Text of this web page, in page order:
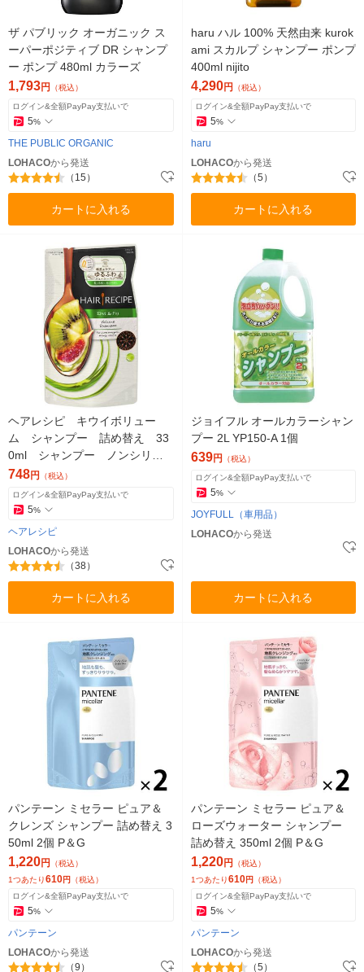
ザ パブリック オーガニック ス
ーパーポジティブ DR シャンプ
ー ポンプ 480ml カラーズ
1,793円 （税込）
ログイン&全額PayPay支払いで
5%
THE PUBLIC ORGANIC
LOHACOから発送
（15）
カートに入れる
haru ハル 100% 天然由来 kurok
ami スカルプ シャンプー ポンプ
400ml nijito
4,290円 （税込）
ログイン&全額PayPay支払いで
5%
haru
LOHACOから発送
（5）
カートに入れる
ヘアレシピ キウイボリュー
ム シャンプー 詰め替え 33
0ml シャンプー ノンシリコ
ン P＆G
748円 （税込）
ログイン&全額PayPay支払いで
5%
ヘアレシピ
LOHACOから発送
（38）
カートに入れる
ジョイフル オールカラーシャン
プー 2L YP150-A 1個
639円 （税込）
ログイン&全額PayPay支払いで
5%
JOYFULL（車用品）
LOHACOから発送
カートに入れる
パンテーン ミセラー ピュア＆
クレンズ シャンプー 詰め替え 3
50ml 2個 P＆G
1,220円
（税込）
1つあたり610円 （税込）
ログイン&全額PayPay支払いで
5%
パンテーン
LOHACOから発送
（9）
パンテーン ミセラー ピュア＆
ローズウォーター シャンプー
詰め替え 350ml 2個 P＆G
1,220円
（税込）
1つあたり610円 （税込）
ログイン&全額PayPay支払いで
5%
パンテーン
LOHACOから発送
（5）